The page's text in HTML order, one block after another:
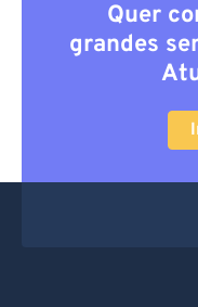
Quer
grandes